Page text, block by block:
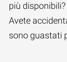
più
Avete
sono guastati